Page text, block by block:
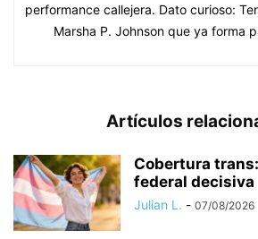
performance callejera. Dato curioso:
Marsha P. Johnson que ya forma
Artículos
Cobertura
federal decisiva
Julian L. - 07/08/2026